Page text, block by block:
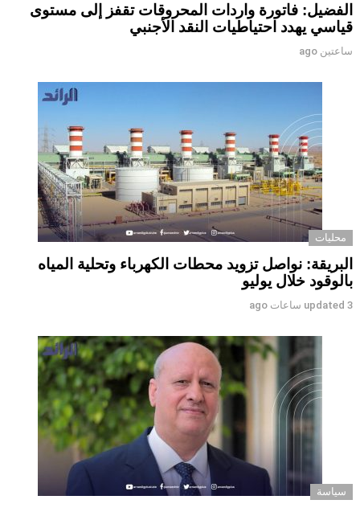
الفضيل: فاتورة واردات المحروقات تقفز إلى مستوى
قياسي يهدد احتياطيات النقد الأجنبي
ساعتين ago
محليات
البريقة: نواصل تزويد محطات الكهرباء وتحلية المياه
بالوقود خلال يوليو
updated 3 ساعات ago
سياسة